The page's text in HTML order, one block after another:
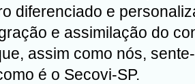
diferenciado e
e assimilação do
assim como nós,
é o Secovi-SP.